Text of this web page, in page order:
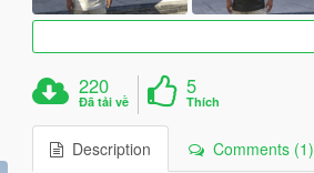
220
Đã tải về
5
Thích
Description Comments (1)